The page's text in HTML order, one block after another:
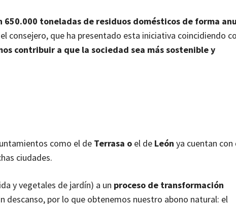
650.000 toneladas de residuos domésticos de forma
consejero, que ha presentado esta iniciativa coincidiendo
contribuir a que la sociedad sea más sostenible y
como el de Terrasa o el de León ya cuentan con
ciudades.
y vegetales de jardín) a un proceso de transformación
descanso, por lo que obtenemos nuestro abono natural: el